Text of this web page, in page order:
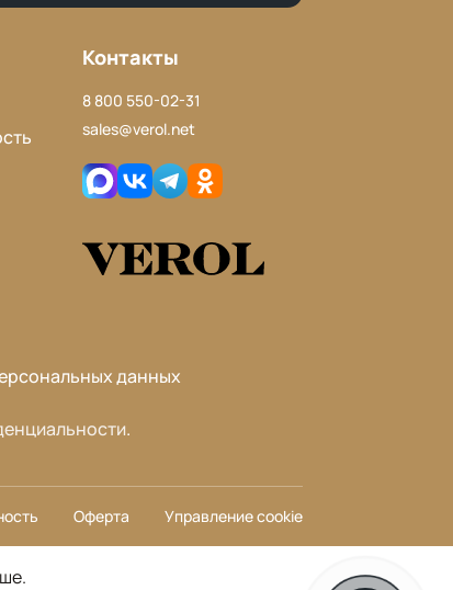
Контакты
8 800 550-02-31
sales@verol.net
данных
.
Оферта Управление cookie
.